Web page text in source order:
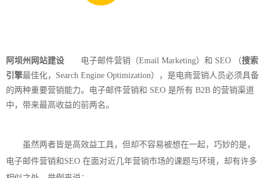
阿坝州网站建设 电子邮件营销（Email Marketing）和 SEO （搜索
引擎最佳化，Search Engine Optimization），是电商营销人员必须具备
的两种重要营销能力。电子邮件营销和 SEO 是所有 B2B 的营销渠道
中，带来最高收益的前两名。
虽然两者皆是高效益工具，但却不容易被想在一起，巧妙的是，
电子邮件营销和SEO 在面对近几年营销市场的课题与环境，却有许多